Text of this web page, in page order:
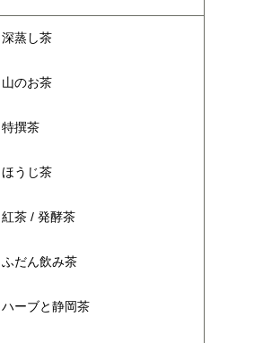
深蒸し茶
山のお茶
特撰茶
ほうじ茶
紅茶 / 発酵茶
ふだん飲み茶
ハーブと静岡茶